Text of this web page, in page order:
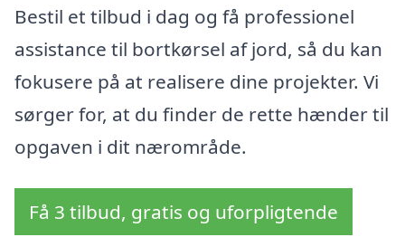
Bestil et tilbud i dag og få professionel
assistance til bortkørsel af jord, så du kan
fokusere på at realisere dine projekter. Vi
sørger for, at du finder de rette hænder til
opgaven i dit nærområde.
Få 3 tilbud, gratis og uforpligtende